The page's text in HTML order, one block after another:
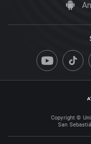
Copyright ©
San